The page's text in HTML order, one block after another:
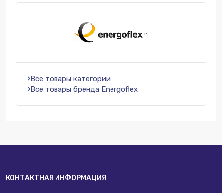
Все товары категории
Все товары бренда Energoflex
КОНТАКТНАЯ ИНФОРМАЦИЯ